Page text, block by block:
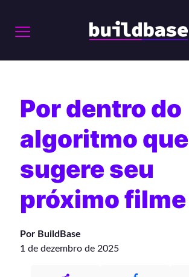
Por dentro do
algoritmo que
sugere seu
próximo filme
Por BuildBase
1 de dezembro de 2025